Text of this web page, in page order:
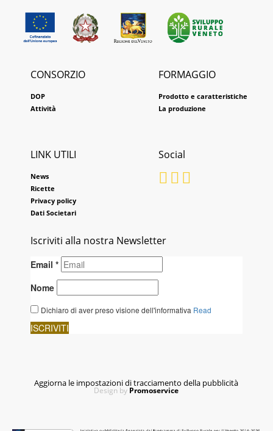
CONSORZIO
DOP
Attività
FORMAGGIO
Prodotto e caratteristiche
La produzione
Social
LINK UTILI
News
Ricette
Privacy policy
Dati Societari
Iscriviti alla nostra Newsletter
Aggiorna le impostazioni di tracciamento della pubblicità
Design by Promoservice